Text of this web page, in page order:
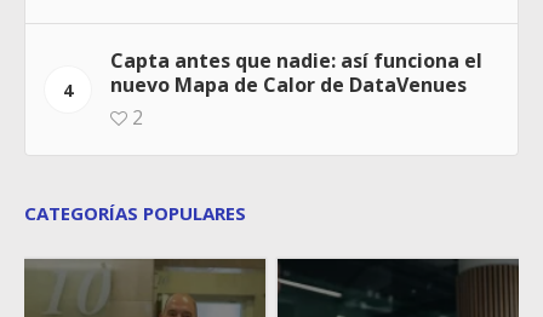
4
Capta antes que nadie: así funciona el
nuevo Mapa de Calor de DataVenues
2
CATEGORÍAS POPULARES